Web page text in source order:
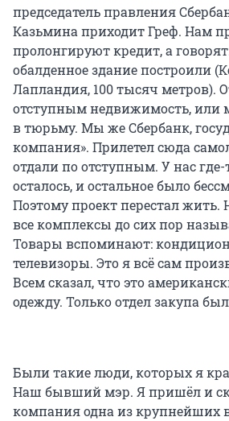
председатель правления
Казьмина приходит Греф. Нам
пролонгируют кредит, а
обалденное здание построили
Лапландия, 100 тысяч метров).
отступным недвижимость, или
в тюрьму. Мы же Сбербанк,
компания». Прилетел сюда
отдали по отступным. У нас где-
осталось, и остальное было
Поэтому проект перестал жить.
все комплексы до сих пор
Товары вспоминают:
телевизоры. Это я всё сам
Всем сказал, что это
одежду. Только отдел закупа
Были такие люди, которых я
Наш бывший мэр. Я пришёл и
компания одна из крупнейших